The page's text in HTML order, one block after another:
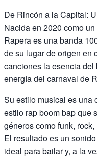
De Rincón a la Capital:
Nacida en 2020 como
Rapera es una banda
de su lugar de origen en
canciones la esencia
energía del carnaval de
Su estilo musical es una
estilo rap boom bap que
géneros como funk,
El resultado es un
ideal para bailar y, a la